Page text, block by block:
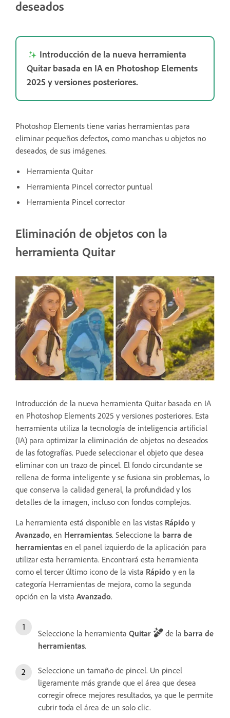
deseados
Introducción de la nueva herramienta
Quitar basada en IA en Photoshop Elements
2025 y versiones posteriores.
Photoshop Elements tiene varias herramientas para
eliminar pequeños defectos, como manchas u objetos no
deseados, de sus imágenes.
Herramienta Quitar
Herramienta Pincel corrector puntual
Herramienta Pincel corrector
Eliminación de objetos con la
herramienta Quitar
Introducción de la nueva herramienta Quitar basada en IA
en Photoshop Elements 2025 y versiones posteriores. Esta
herramienta utiliza la tecnología de inteligencia artificial
(IA) para optimizar la eliminación de objetos no deseados
de las fotografías. Puede seleccionar el objeto que desea
eliminar con un trazo de pincel. El fondo circundante se
rellena de forma inteligente y se fusiona sin problemas, lo
que conserva la calidad general, la profundidad y los
detalles de la imagen, incluso con fondos complejos.
La herramienta está disponible en las vistas Rápido y
Avanzado, en Herramientas. Seleccione la barra de
herramientas en el panel izquierdo de la aplicación para
utilizar esta herramienta. Encontrará esta herramienta
como el tercer último icono de la vista Rápido y en la
categoría Herramientas de mejora, como la segunda
opción en la vista Avanzado.
Seleccione la herramienta Quitar de la barra de
herramientas.
Seleccione un tamaño de pincel. Un pincel
ligeramente más grande que el área que desea
corregir ofrece mejores resultados, ya que le permite
cubrir toda el área de un solo clic.